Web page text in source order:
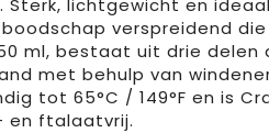
Sterk, lichtgewicht en
verspreidend
ml, bestaat uit drie delen
met behulp van
tot 65°C / 149°F en is
en ftalaatvrij.